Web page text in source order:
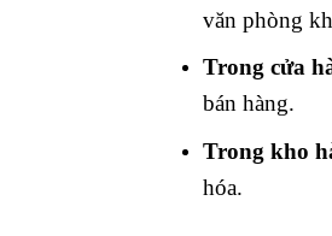
văn phòng
Trong cửa
bán hàng.
Trong kho
hóa.